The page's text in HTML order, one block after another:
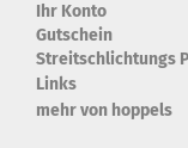
Ihr Konto
Gutschein
Streitschlichtungs
Links
mehr von hoppels